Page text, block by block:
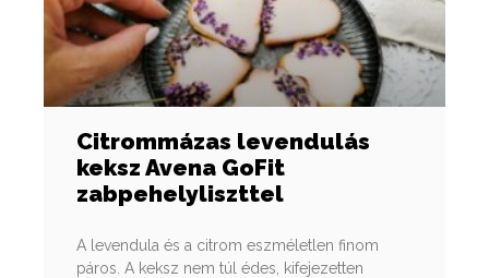
Citrommázas levendulás
keksz Avena GoFit
zabpehelyliszttel
A levendula és a citrom eszméletlen finom
páros. A keksz nem túl édes, kifejezetten